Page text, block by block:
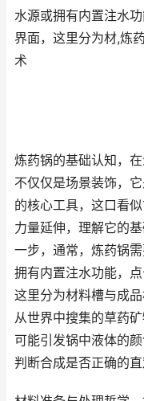
水源或拥有内置注水
界面，这里分为材,炼
术
炼药锅的基础认知，
不仅仅是场景装饰，
的核心工具，这口看
力量延伸，理解它的
一步，通常，炼药锅
拥有内置注水功能，
这里分为材料槽与成
从世界中搜集的草药
可能引发锅中液体的
判断合成是否正确的直